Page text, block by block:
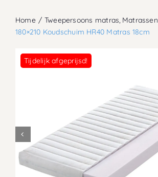
Home Tweepersoons matras Matrassen
180×210 Koudschuim HR40 Matras 18cm
Tijdelijk afgeprijsd!